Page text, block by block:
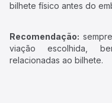
bilhete físico antes do
Recomendação:
viação escolhida,
relacionadas ao bilhete.